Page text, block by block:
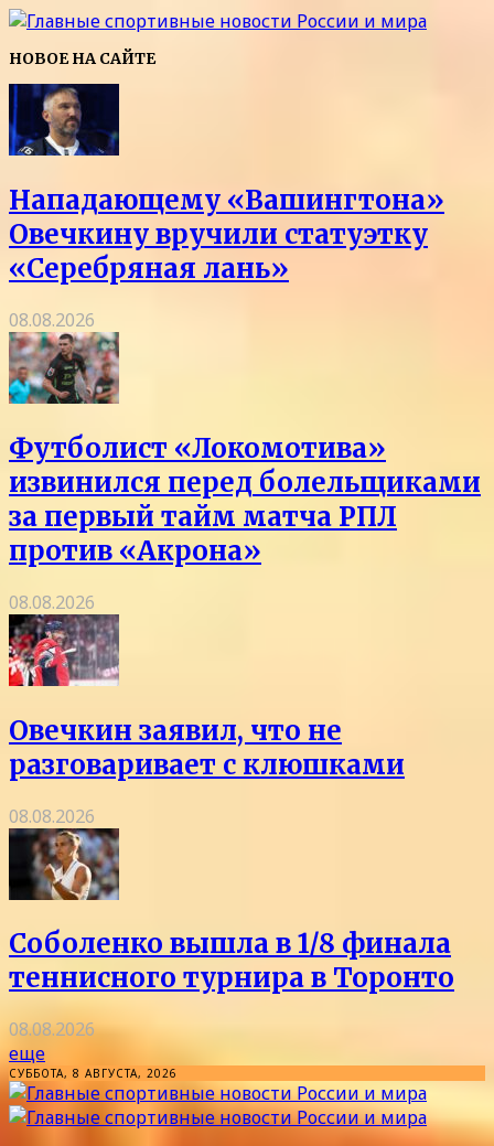
НОВОЕ НА САЙТЕ
Нападающему «Вашингтона»
Овечкину вручили статуэтку
«Серебряная лань»
08.08.2026
Футболист «Локомотива»
извинился перед болельщиками
за первый тайм матча РПЛ
против «Акрона»
08.08.2026
Овечкин заявил, что не
разговаривает с клюшками
08.08.2026
Соболенко вышла в 1/8 финала
теннисного турнира в Торонто
08.08.2026
еще
СУББОТА, 8 АВГУСТА, 2026